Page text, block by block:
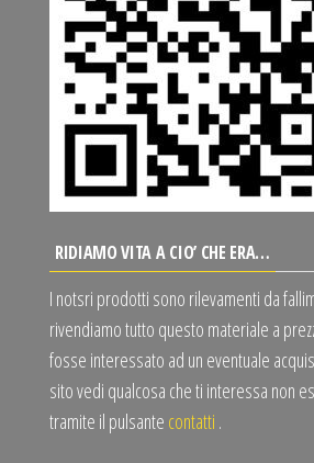
RIDIAMO VITA A CIO’ CHE ERA…
I notsri prodotti sono rilevamenti da
rivendiamo tutto questo materiale a
fosse interessato ad un eventuale
sito vedi qualcosa che ti interessa non
tramite il pulsante contatti .